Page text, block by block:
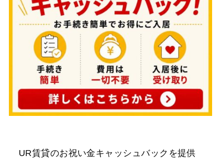
UR賃貸のお祝い金キャッシュバックを提供